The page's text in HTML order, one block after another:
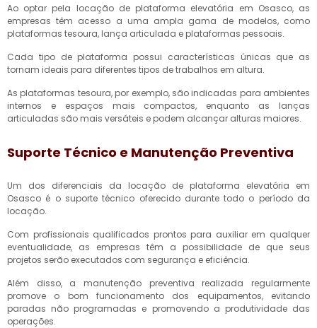
Ao optar pela locação de plataforma elevatória em Osasco, as
empresas têm acesso a uma ampla gama de modelos, como
plataformas tesoura, lança articulada e plataformas pessoais.
Cada tipo de plataforma possui características únicas que as
tornam ideais para diferentes tipos de trabalhos em altura.
As plataformas tesoura, por exemplo, são indicadas para ambientes
internos e espaços mais compactos, enquanto as lanças
articuladas são mais versáteis e podem alcançar alturas maiores.
Suporte Técnico e Manutenção Preventiva
Um dos diferenciais da locação de plataforma elevatória em
Osasco é o suporte técnico oferecido durante todo o período da
locação.
Com profissionais qualificados prontos para auxiliar em qualquer
eventualidade, as empresas têm a possibilidade de que seus
projetos serão executados com segurança e eficiência.
Além disso, a manutenção preventiva realizada regularmente
promove o bom funcionamento dos equipamentos, evitando
paradas não programadas e promovendo a produtividade das
operações.